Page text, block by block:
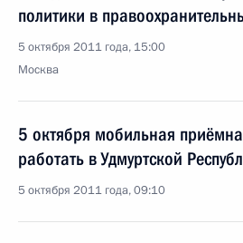
политики в
5 октября 2011 года, 15:00
Москва
5 октября мобильная
работать в Удмуртской
5 октября 2011 года, 09:10